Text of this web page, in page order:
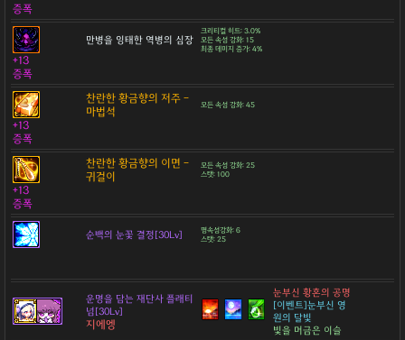
증폭
만병을 잉태한 역병의 심장
크리티컬 히트: 3.0%
모든 속성 강화: 15
최종 데미지 증가: 4%
+13
증폭
찬란한 황금향의 저주 -
마법석
모든 속성 강화: 45
+13
증폭
찬란한 황금향의 이면 -
귀걸이
모든 속성 강화: 25
스탯: 100
+13
증폭
순백의 눈꽃 결정[30Lv]
명속성강화: 6
스탯: 25
운명을 담는 재단사 플래티
넘[30Lv]
지에엥
눈부신 황혼의 공명
[이벤트]눈부신 영
원의 달빛
빛을 머금은 이슬